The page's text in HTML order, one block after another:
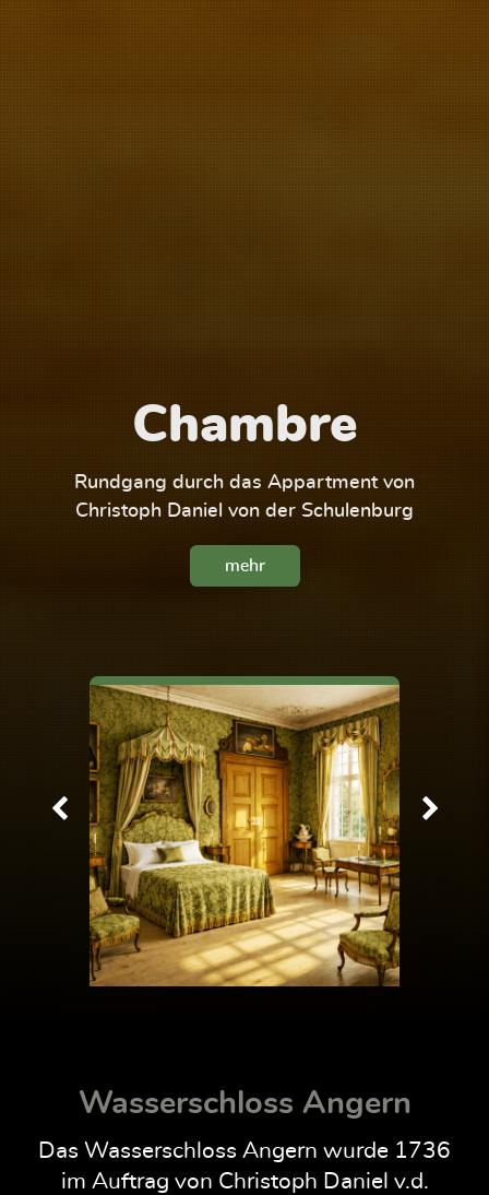
Chambre
Rundgang durch das Appartment von
Christoph Daniel von der Schulenburg
mehr
Wasserschloss Angern
Das Wasserschloss Angern wurde 1736
im Auftrag von Christoph Daniel v.d.